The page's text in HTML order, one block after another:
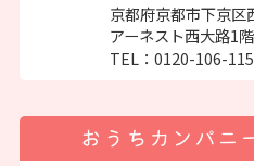
京都府京都市下京区
アーネスト西大路1
TEL： 0120-106-115